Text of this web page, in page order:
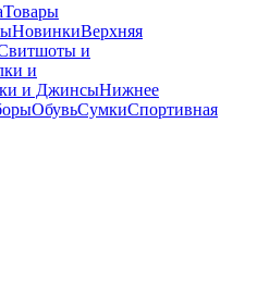
Товары
НовинкиВерхняя
и
и
и ДжинсыНижнее
ОбувьСумкиСпортивная